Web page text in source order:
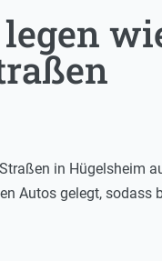
in Hügelsheim
Autos gelegt, sodass